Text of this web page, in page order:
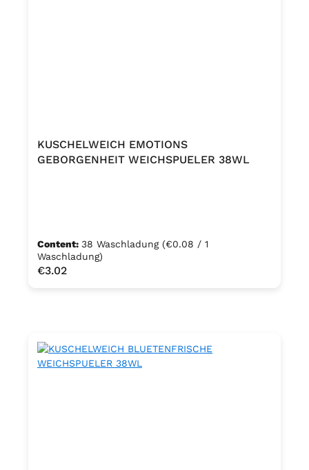
KUSCHELWEICH EMOTIONS
GEBORGENHEIT WEICHSPUELER 38WL
Content: 38 Waschladung (€0.08 / 1
Waschladung)
Regular price:
€3.02